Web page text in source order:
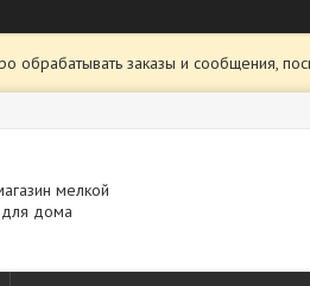
обрабатывать заказы и сообщения,
мелкой
для дома